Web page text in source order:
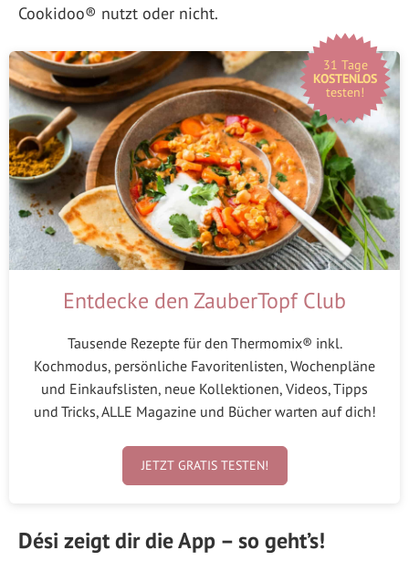
Cookidoo® nutzt oder nicht.
31 Tage
KOSTENLOS
testen!
Entdecke den ZauberTopf Club
Tausende Rezepte für den Thermomix® inkl.
Kochmodus, persönliche Favoritenlisten, Wochenpläne
und Einkaufslisten, neue Kollektionen, Videos, Tipps
und Tricks, ALLE Magazine und Bücher warten auf dich!
JETZT GRATIS TESTEN!
Dési zeigt dir die App – so geht’s!